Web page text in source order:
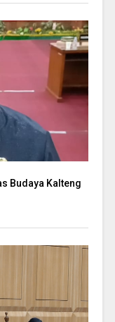
Budaya Kalteng